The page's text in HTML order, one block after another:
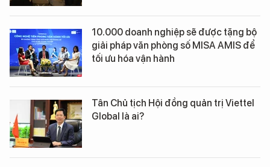
10.000 doanh nghiệp sẽ được tặng bộ
giải pháp văn phòng số MISA AMIS để
tối ưu hóa vận hành
Tân Chủ tịch Hội đồng quản trị Viettel
Global là ai?